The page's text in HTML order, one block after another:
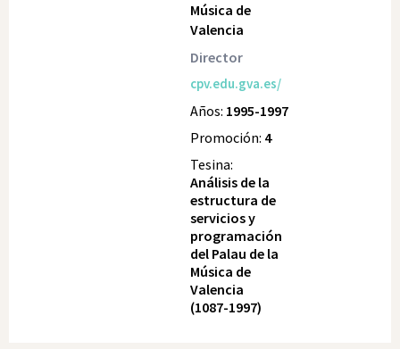
Música de
Valencia
Director
cpv.edu.gva.es/
Años: 1995-1997
Promoción: 4
Tesina:
Análisis de la
estructura de
servicios y
programación
del Palau de la
Música de
Valencia
(1087-1997)